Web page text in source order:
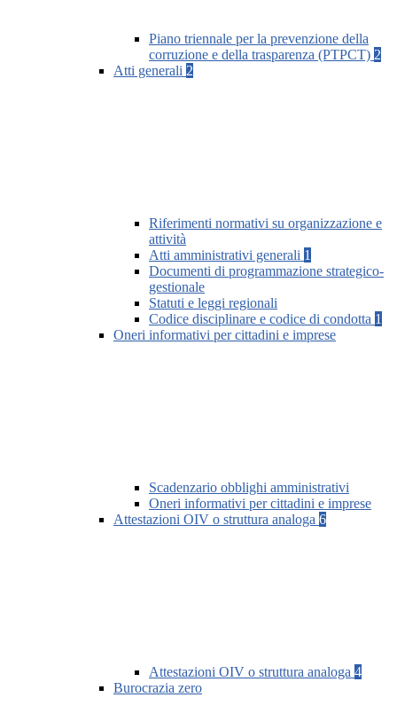
Piano triennale per la prevenzione della
corruzione e della trasparenza (PTPCT) 2
Atti generali 2
Riferimenti normativi su organizzazione e
attività
Atti amministrativi generali 1
Documenti di programmazione strategico-
gestionale
Statuti e leggi regionali
Codice disciplinare e codice di condotta 1
Oneri informativi per cittadini e imprese
Scadenzario obblighi amministrativi
Oneri informativi per cittadini e imprese
Attestazioni OIV o struttura analoga 6
Attestazioni OIV o struttura analoga 4
Burocrazia zero